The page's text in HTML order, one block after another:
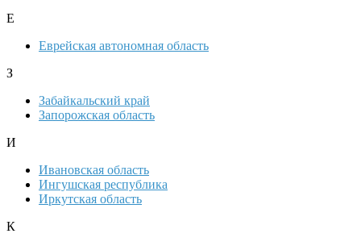
Е
Еврейская автономная область
З
Забайкальский край
Запорожская область
И
Ивановская область
Ингушская республика
Иркутская область
К